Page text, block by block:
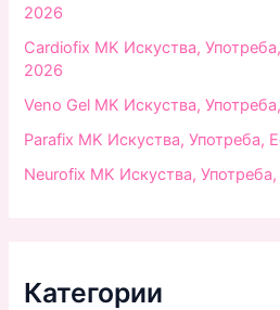
2026
Cardiofix MK Искуства,
2026
Veno Gel MK Искуства,
Parafix MK Искуства, Употреба,
Neurofix MK Искуства,
Категории